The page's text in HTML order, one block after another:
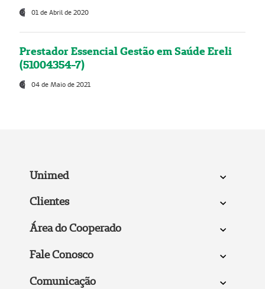
01 de Abril de 2020
Prestador Essencial Gestão em Saúde Ereli
(51004354-7)
04 de Maio de 2021
Unimed
Clientes
Área do Cooperado
Fale Conosco
Comunicação